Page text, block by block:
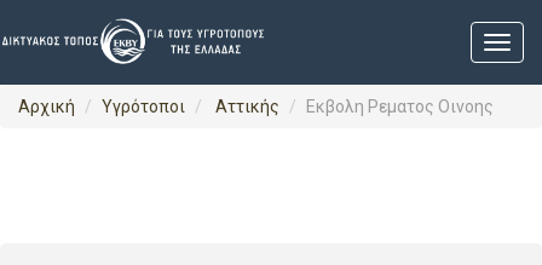
Αρχική Υγρότοποι Αττικής Εκβολη Ρεματος Οινοης